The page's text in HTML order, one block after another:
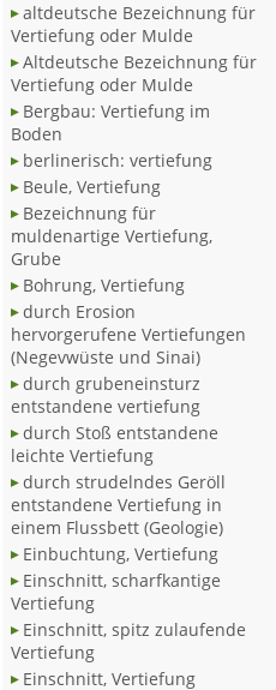
altdeutsche Bezeichnung für
Vertiefung oder Mulde
Altdeutsche Bezeichnung für
Vertiefung oder Mulde
Bergbau: Vertiefung im
Boden
berlinerisch: vertiefung
Beule, Vertiefung
Bezeichnung für
muldenartige Vertiefung,
Grube
Bohrung, Vertiefung
durch Erosion
hervorgerufene Vertiefungen
(Negevwüste und Sinai)
durch grubeneinsturz
entstandene vertiefung
durch Stoß entstandene
leichte Vertiefung
durch strudelndes Geröll
entstandene Vertiefung in
einem Flussbett (Geologie)
Einbuchtung, Vertiefung
Einschnitt, scharfkantige
Vertiefung
Einschnitt, spitz zulaufende
Vertiefung
Einschnitt, Vertiefung